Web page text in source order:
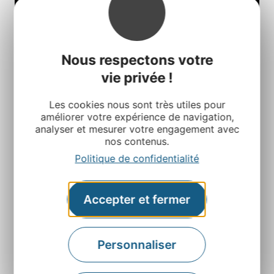
Nous respectons votre
vie privée !
Les cookies nous sont très utiles pour
améliorer votre expérience de navigation,
analyser et mesurer votre engagement avec
nos contenus.
Politique de confidentialité
Accepter et fermer
Personnaliser